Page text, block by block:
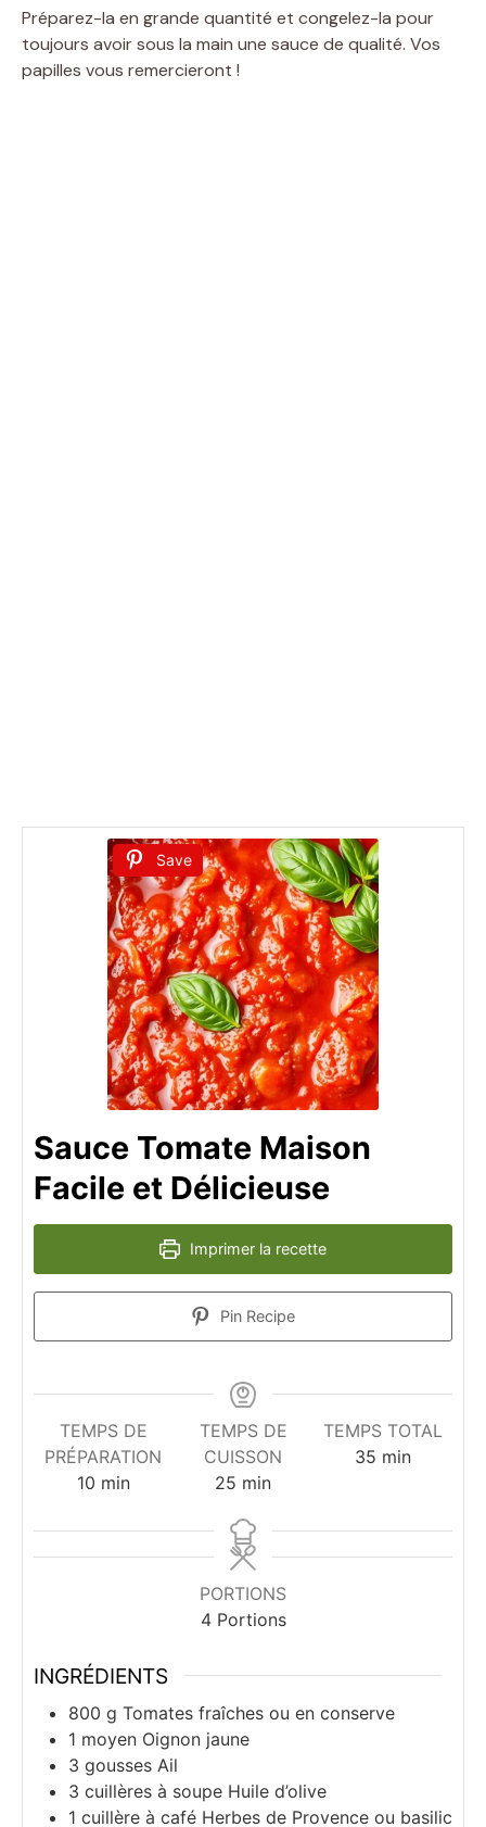
Préparez-la en grande quantité et congelez-la pour
toujours avoir sous la main une sauce de qualité. Vos
papilles vous remercieront !
Save
Sauce Tomate Maison
Facile et Délicieuse
Imprimer la recette
Pin Recipe
TEMPS DE
PRÉPARATION
10minutes
min
TEMPS DE
CUISSON
25 minutes
min
TEMPS TOTAL
35minutes
min
PORTIONS
4 Portions
INGRÉDIENTS
800 g Tomates fraîches ou en conserve
1 moyen Oignon jaune
3 gousses Ail
3 cuillères à soupe Huile d’olive
1 cuillère à café Herbes de Provence ou basilic